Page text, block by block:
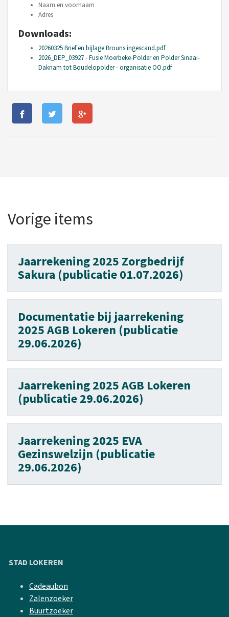
Naam en voornaam
Adres
Downloads:
20260325 Brief en bijlage Brouns ingescand.pdf
2026_DEP_03927 - Fusie Moerbeke-Polder en Polder Sinaai-
Daknam tot Boudelopolder - organisatie OO.pdf
Vorige items
Jaarrekening 2025 Zorgbedrijf
Sakura (publicatie 01.07.2026)
Documentatie bij jaarrekening
2025 AGB Lokeren (publicatie
29.06.2026)
Jaarrekening 2025 AGB Lokeren
(publicatie 29.06.2026)
Jaarrekening 2025 EVA
Gezinswelzijn (publicatie
29.06.2026)
STAD LOKEREN
Cadeaubon
Zalenzoeker
Buurtzoeker